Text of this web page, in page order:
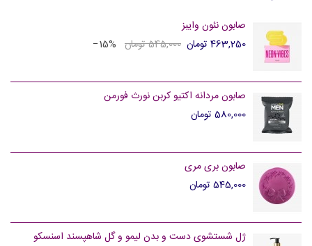
صابون نئون وایبز
463,250 تومان
545,000 تومان ‎−15%
صابون مردانه اکتیو کربن نورث فورمن
580,000 تومان
صابون بری مری
545,000 تومان
ژل شستشوی دست و بدن لیمو و گل شاهپسند اسنسکو